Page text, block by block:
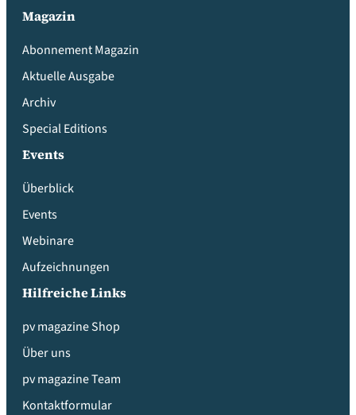
Magazin
Abonnement Magazin
Aktuelle Ausgabe
Archiv
Special Editions
Events
Überblick
Events
Webinare
Aufzeichnungen
Hilfreiche Links
pv magazine Shop
Über uns
pv magazine Team
Kontaktformular